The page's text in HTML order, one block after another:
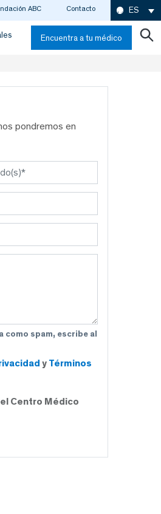
ABC Contacto ES
Encuentra a tu médico
pondremos en
como spam, escribe al
y Términos
Centro Médico